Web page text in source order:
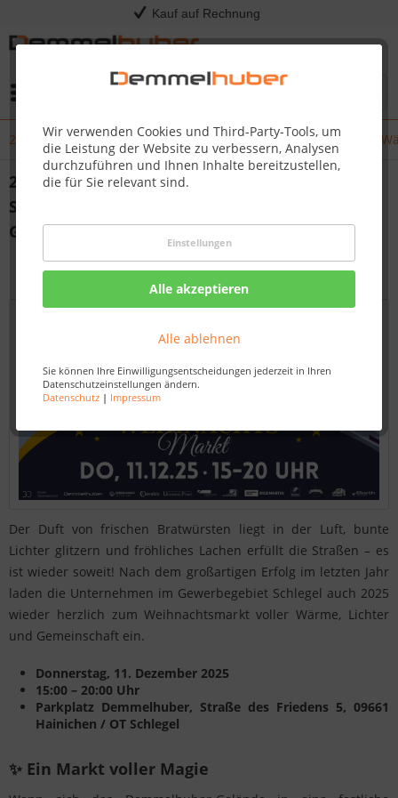
Kauf auf Rechnung
Wir verwenden Cookies und Third-Party-Tools, um
die Leistung der Website zu verbessern, Analysen
durchzuführen und Ihnen Inhalte bereitzustellen,
die für Sie relevant sind.
Einstellungen
Alle akzeptieren
Alle ablehnen
Sie können Ihre Einwilligungsentscheidungen jederzeit in Ihren
Datenschutzeinstellungen ändern.
Datenschutz| Impressum
2. Weihnachtsmarkt im Gewerbegebiet Schlegel – Ein Fest der
2. Weihnachtsmarkt im Gewerbegebiet
Schlegel – Ein Fest der Wärme und
Gemeinschaft geht in die zweite Runde
von:Nadine Wagner 07.11.25 11:00
Der Duft von frischen Bratwürsten liegt in der Luft, bunte
Lichter glitzern und fröhliches Lachen erfüllt die Straßen – es
ist wieder soweit! Nach dem großartigen Erfolg im letzten Jahr
laden die Unternehmen im Gewerbegebiet Schlegel auch 2025
wieder herzlich zum Weihnachtsmarkt voller Wärme, Lichter
und Gemeinschaft ein.
Donnerstag, 11. Dezember 2025
15:00 – 20:00 Uhr
Parkplatz Demmelhuber, Straße des Friedens 5, 09661
Hainichen / OT Schlegel
✨ Ein Markt voller Magie